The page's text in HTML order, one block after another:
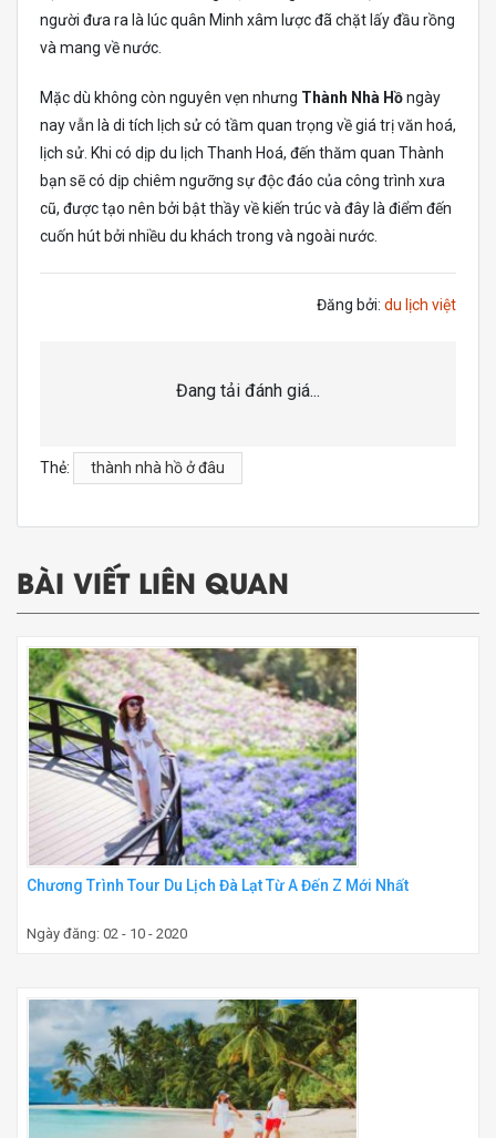
người đưa ra là lúc quân Minh xâm lược đã chặt lấy đầu rồng
và mang về nước.
Mặc dù không còn nguyên vẹn nhưng Thành Nhà Hồngày
nay vẫn là di tích lịch sử có tầm quan trọng về giá trị văn hoá,
lịch sử. Khi có dịp du lịch Thanh Hoá, đến thăm quan Thành
bạn sẽ có dịp chiêm ngưỡng sự độc đáo của công trình xưa
cũ, được tạo nên bởi bật thầy về kiến trúc và đây là điểm đến
cuốn hút bởi nhiều du khách trong và ngoài nước.
Đăng bởi: du lịch việt
Đang tải đánh giá...
Thẻ: thành nhà hồ ở đâu
BÀI VIẾT LIÊN QUAN
Chương Trình Tour Du Lịch Đà Lạt Từ A Đến Z Mới Nhất
Ngày đăng: 02 - 10 - 2020